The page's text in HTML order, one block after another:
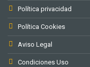
Política privacidad
Política Cookies
Aviso Legal
Condiciones Uso